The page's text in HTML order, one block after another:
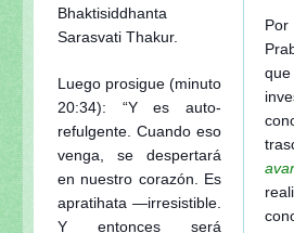
Bhaktisiddhanta
Sarasvati Thakur.
Luego prosigue (minuto
20:34): “Y es auto-
refulgente. Cuando eso
venga, se despertará
en nuestro corazón. Es
apratihata —irresistible.
Y entonces será